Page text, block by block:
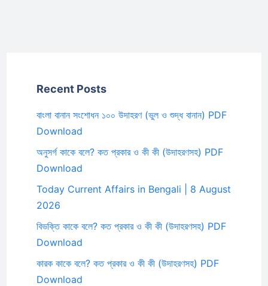
Recent Posts
বাংলা বানান সংশোধন ১০০ উদাহরণ (ভুল ও শুদ্ধ বানান) PDF
Download
অনুসর্গ কাকে বলে? কত প্রকার ও কী কী (উদাহরণসহ) PDF
Download
Today Current Affairs in Bengali | 8 August
2026
বিভক্তি কাকে বলে? কত প্রকার ও কী কী (উদাহরণসহ) PDF
Download
কারক কাকে বলে? কত প্রকার ও কী কী (উদাহরণসহ) PDF
Download